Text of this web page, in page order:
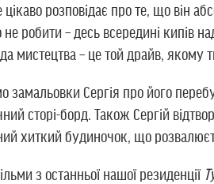
розповідає про те, що він
не робити – десь всередині
мистецтва – це той драйв,
замальовки Сергія про його
сторі-борд. Також Сергій
хиткий будиночок, що
з останньої нашої резиденції